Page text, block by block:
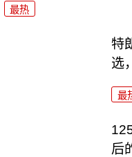
最热
特
选
最
后